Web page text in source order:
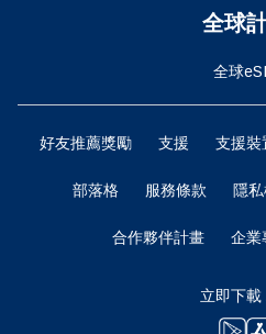
全球
全球
好友推薦獎勵 支援 支援裝
部落格 服務條款 隱
合作夥伴計畫 企業
立即下載